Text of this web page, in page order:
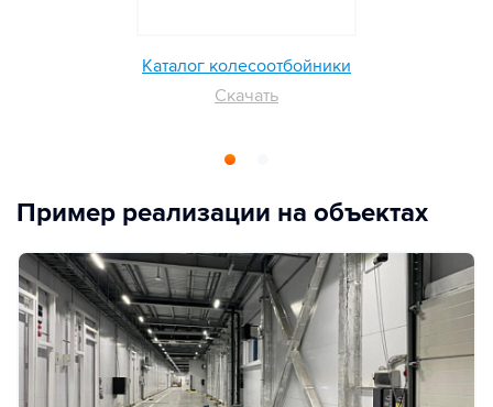
Каталог колесоотбойники
Скачать
Пример реализации на объектах